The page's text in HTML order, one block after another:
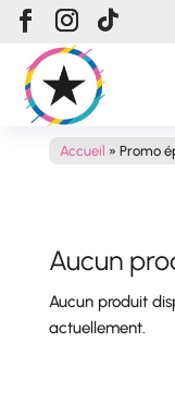
Accueil » Promo
Aucun
Aucun produit
actuellement.